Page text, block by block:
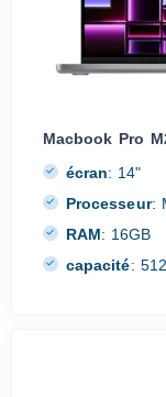
Macbook Pro
écran: 14"
Processeur:
RAM: 16GB
capacité: